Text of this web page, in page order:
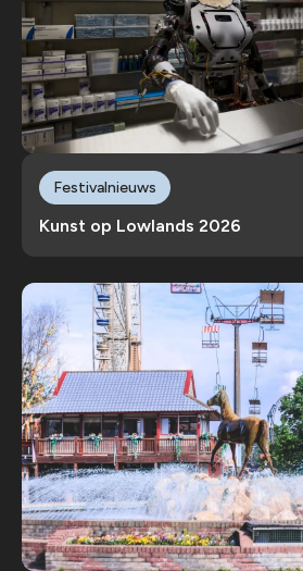
Kunst op Lowlands 2026
Festivalnieuws